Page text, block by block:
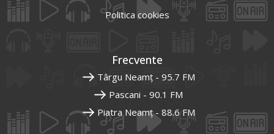
Politica cookies
Frecvente
Târgu Neamț - 95.7 FM
Pascani - 90.1 FM
Piatra Neamț - 88.6 FM